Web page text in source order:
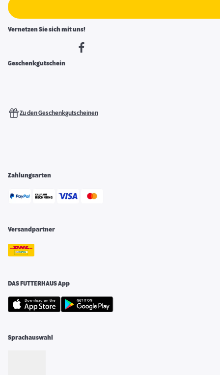
Vernetzen Sie sich mit uns!
Geschenkgutschein
Zu den Geschenkgutscheinen
Zahlungsarten
Versandpartner
DAS FUTTERHAUS App
Sprachauswahl